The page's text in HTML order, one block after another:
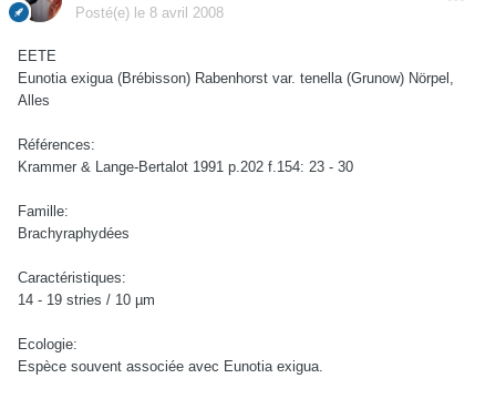
Posté(e) le 8 avril 2008
EETE
Eunotia exigua (Brébisson) Rabenhorst var. tenella (Grunow) Nörpel,
Alles
Références:
Krammer & Lange-Bertalot 1991 p.202 f.154: 23 - 30
Famille:
Brachyraphydées
Caractéristiques:
14 - 19 stries / 10 µm
Ecologie:
Espèce souvent associée avec Eunotia exigua.